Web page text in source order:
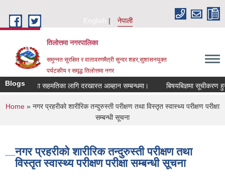
English
नेपाली
तिलोत्तमा नगरपालिका
समुन्नत सुरक्षित र वातावरणमैत्री सुन्दर शहर,सुशासनयुक्त
पर्यटकीय र समृद्ध तिलाेत्तमा नगर
Blogs
सरुवा सहमतिका लागि दरखास्त आब्हान सम्बन्धमा। बिषयबिज्ञमा सूचीकरण हुने
You are here
Home » नगर प्रहरीको शारीरिक तन्दुरुस्ती परीक्षण तथा विस्तृत स्वास्थ्य परीक्षण परीक्षा
सम्बन्धी सूचना
नगर प्रहरीको शारीरिक तन्दुरुस्ती परीक्षण तथा
विस्तृत स्वास्थ्य परीक्षण परीक्षा सम्बन्धी सूचना